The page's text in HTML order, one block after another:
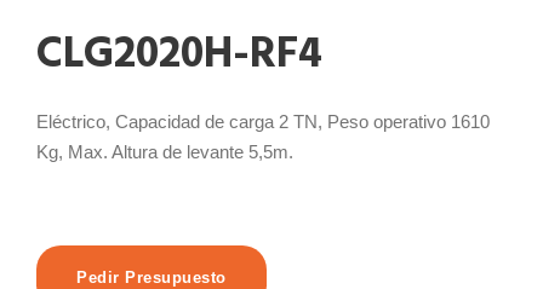
CLG2020H-RF4
Eléctrico, Capacidad de carga 2 TN, Peso operativo 1610
Kg, Max. Altura de levante 5,5m.
Pedir Presupuesto